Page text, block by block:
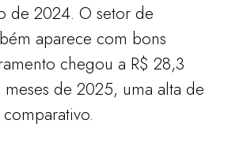
de 2024. O setor de
aparece com bons
chegou a R$ 28,3
de 2025, uma alta de